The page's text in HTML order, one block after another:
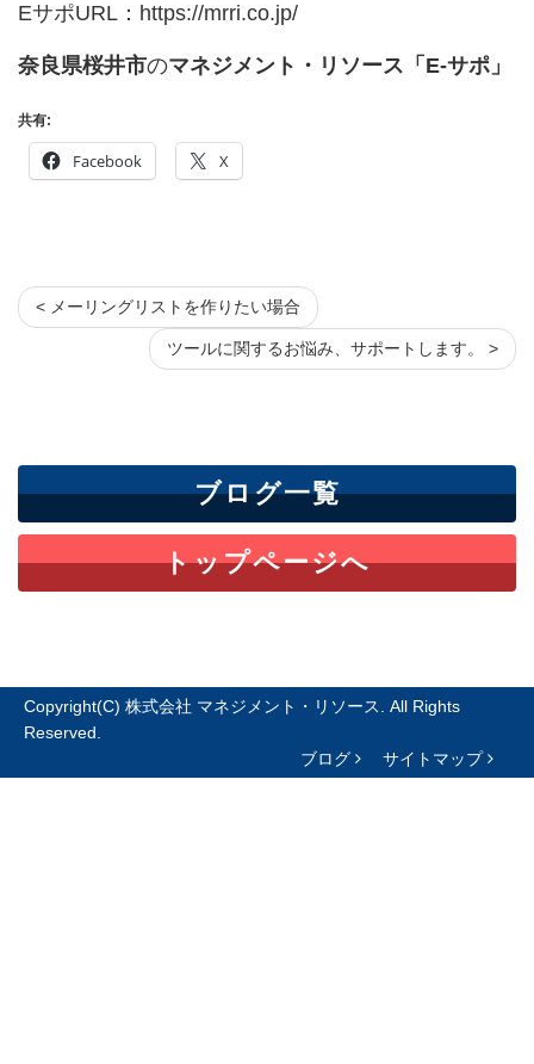
EサポURL： https://mrri.co.jp/
奈良県桜井市のマネジメント・リソース「E-サポ」
共有:
Facebook X
< メーリングリストを作りたい場合
ツールに関するお悩み、サポートします。 >
ブログ一覧
トップページへ
Copyright(C) 株式会社 マネジメント・リソース. All Rights
Reserved.
ブログ
サイトマップ